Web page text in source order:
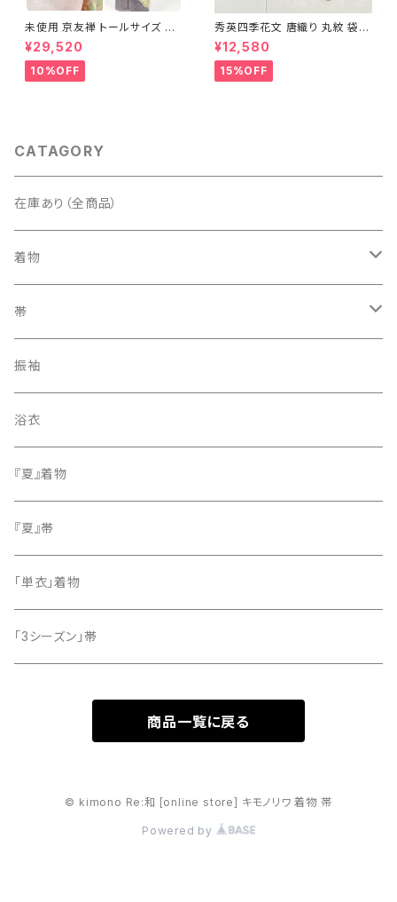
未使用 京友禅 トールサイズ 染
め分け 金彩 訪問着 袷 正絹 ピ
ンク 黄緑 紫 黄色 1438
¥29,520
10%OFF
秀英四季花文 唐織り 丸紋 袋帯
正絹 金糸 ゴールド 紺 ピンク 7
05
¥12,580
15%OFF
CATAGORY
在庫あり（全商品）
着物
訪問着・付下げ
紬
色無地
小紋
留袖
帯
袋帯
名古屋帯
振袖
浴衣
『夏』着物
『夏』帯
「単衣」着物
「3シーズン」帯
商品一覧に戻る
© kimono Re:和 [online store] キモノリワ 着物 帯
Powered by